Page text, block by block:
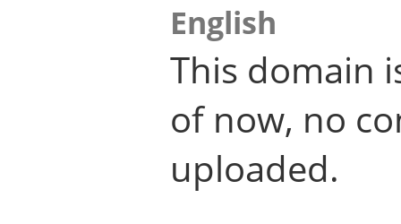
English
This domain
of now, no
uploaded.